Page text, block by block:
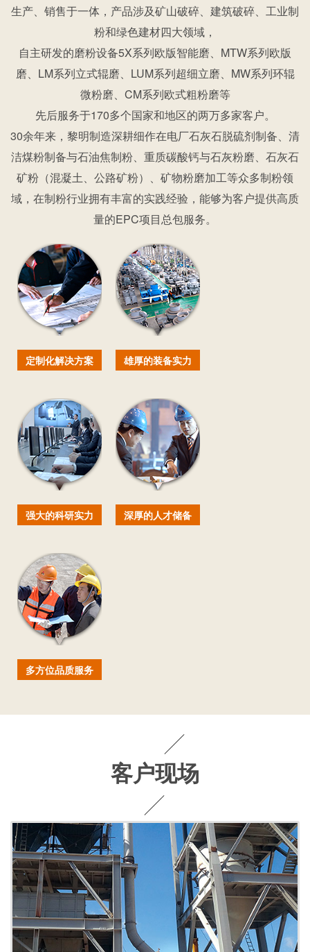
生产、销售于一体，产品涉及矿山破碎、建筑破碎、工业制
粉和绿色建材四大领域，
自主研发的磨粉设备5X系列欧版智能磨、MTW系列欧版
磨、LM系列立式辊磨、LUM系列超细立磨、MW系列环辊
微粉磨、CM系列欧式粗粉磨等
先后服务于170多个国家和地区的两万多家客户。
30余年来，黎明制造深耕细作在电厂石灰石脱硫剂制备、清
洁煤粉制备与石油焦制粉、重质碳酸钙与石灰粉磨、石灰石
矿粉（混凝土、公路矿粉）、矿物粉磨加工等众多制粉领
域，在制粉行业拥有丰富的实践经验，能够为客户提供高质
量的EPC项目总包服务。
定制化解决方案 雄厚的装备实力
强大的科研实力 深厚的人才储备
多方位品质服务
客户现场